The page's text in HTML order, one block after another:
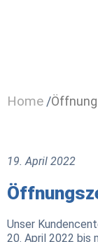
Home /
19. April 2022
Unser
20. April 2022 bis